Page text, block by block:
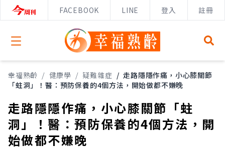
FACEBOOK LINE 登入 註冊
Open menu
幸福熟齡 / 健康學 / 疑難雜症 / 走路隱隱作痛，小心膝關節
「蛀洞」！醫：預防保養的4個方法，開始做都不嫌晚
走路隱隱作痛，小心膝關節「蛀
洞」！醫：預防保養的4個方法，開
始做都不嫌晚